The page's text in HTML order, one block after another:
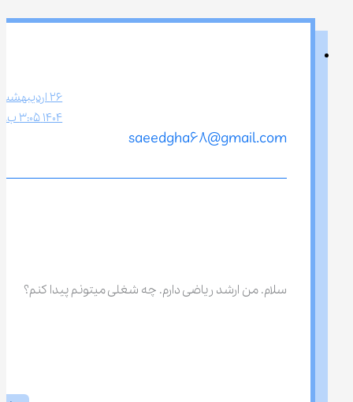
saeedgha68@gmail.com
26
1404 3:05 ب.ظ
سلام. من ارشد ریاضی دارم. چه شغلی میتونم پیدا کنم؟